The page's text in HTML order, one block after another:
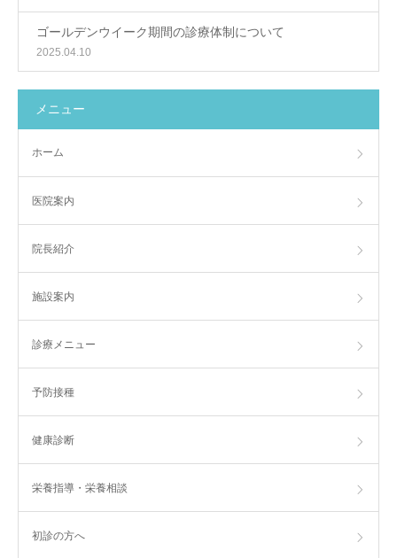
ゴールデンウイーク期間の診療体制について
2025.04.10
メニュー
ホーム
医院案内
院長紹介
施設案内
診療メニュー
予防接種
健康診断
栄養指導・栄養相談
初診の方へ